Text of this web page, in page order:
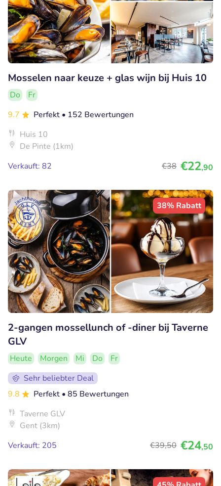
Mosselen naar keuze + glas wijn bij Huis 10
Do
Fr
9.7
Perfekt • 152 Bewertungen
Huis 10
De Pinte (1km)
Verkauft: 82
€38 €22,90
38% Rabatt
2-gangen mossellunch of -diner bij Taverne
GLV
Heute Morgen Mi Do
Fr
Sehr beliebter Deal
9.8
Perfekt • 85 Bewertungen
Taverne GLV
Gent (3km)
Verkauft: 205
€39,50 €24,50